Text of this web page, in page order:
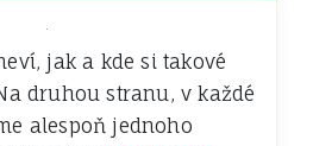
jak a kde si takové
druhou stranu, v každé
alespoň jednoho